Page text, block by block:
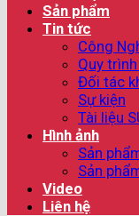
Sản phẩm
Tin tức
Công
Quy
Đối tác
Sự kiện
Tài liệu
Hình ảnh
Sản
Sản
Video
Liên hệ